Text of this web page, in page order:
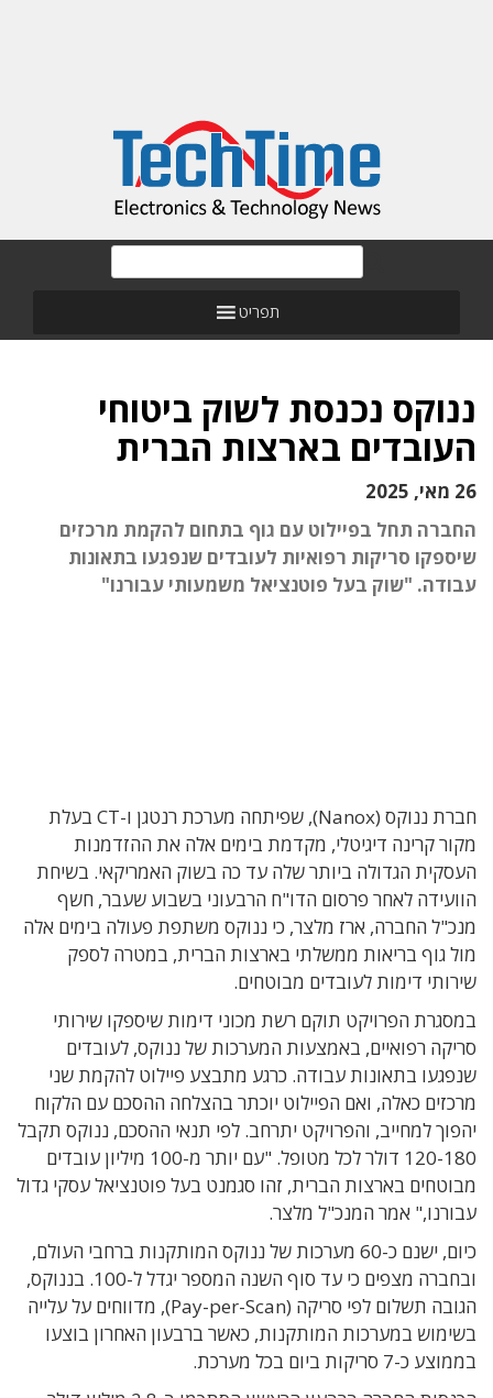
תפריט
ננוקס נכנסת לשוק ביטוחי
העובדים בארצות הברית
26 מאי, 2025
החברה תחל בפיילוט עם גוף בתחום להקמת מרכזים
שיספקו סריקות רפואיות לעובדים שנפגעו בתאונות
עבודה. "שוק בעל פוטנציאל משמעותי עבורנו"
חברת ננוקס (Nanox), שפיתחה מערכת רנטגן ו-CT בעלת
מקור קרינה דיגיטלי, מקדמת בימים אלה את ההזדמנות
העסקית הגדולה ביותר שלה עד כה בשוק האמריקאי. בשיחת
הוועידה לאחר פרסום הדו"ח הרבעוני בשבוע שעבר, חשף
מנכ"ל החברה, ארז מלצר, כי ננוקס משתפת פעולה בימים אלה
מול גוף בריאות ממשלתי בארצות הברית, במטרה לספק
שירותי דימות לעובדים מבוטחים.
במסגרת הפרויקט תוקם רשת מכוני דימות שיספקו שירותי
סריקה רפואיים, באמצעות המערכות של ננוקס, לעובדים
שנפגעו בתאונות עבודה. כרגע מתבצע פיילוט להקמת שני
מרכזים כאלה, ואם הפיילוט יוכתר בהצלחה ההסכם עם הלקוח
יהפוך למחייב, והפרויקט יתרחב. לפי תנאי ההסכם, ננוקס תקבל
120-180 דולר לכל מטופל. "עם יותר מ-100 מיליון עובדים
מבוטחים בארצות הברית, זהו סגמנט בעל פוטנציאל עסקי גדול
עבורנו," אמר המנכ"ל מלצר.
כיום, ישנם כ-60 מערכות של ננוקס המותקנות ברחבי העולם,
ובחברה מצפים כי עד סוף השנה המספר יגדל ל-100. בננוקס,
הגובה תשלום לפי סריקה (Pay-per-Scan), מדווחים על עלייה
בשימוש במערכות המותקנות, כאשר ברבעון האחרון בוצעו
בממוצע כ-7 סריקות ביום בכל מערכת.